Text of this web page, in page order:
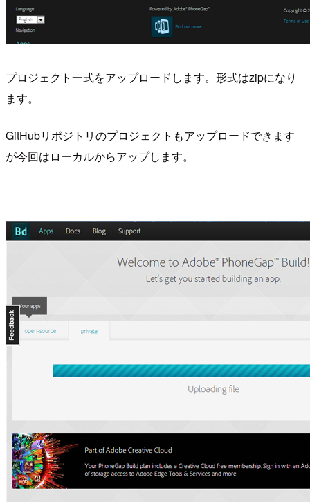
プロジェクト一式をアップロードします。形式はzipになり
ます。
GitHubリポジトリのプロジェクトもアップロードできます
が今回はローカルからアップします。